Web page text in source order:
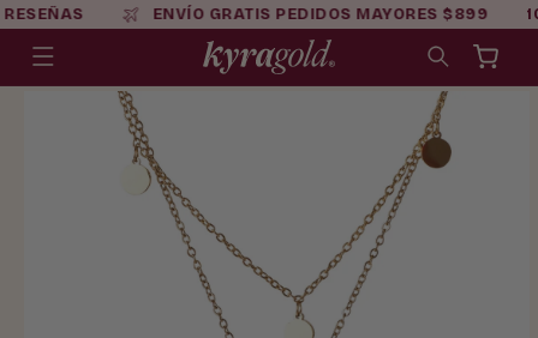
Ir
directamente
al contenido
ENVÍO GRATIS PEDIDOS MAYORES $899
Carrito